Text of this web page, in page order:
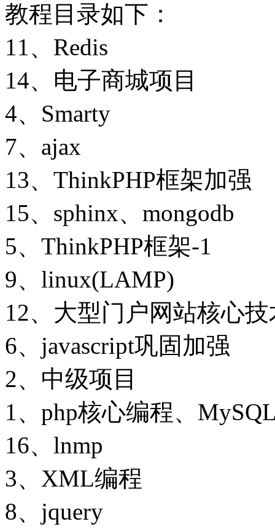
教程目录如下：
11、Redis
14、电子商城项目
4、Smarty
7、ajax
13、ThinkPHP框架加强
15、sphinx、mongodb
5、ThinkPHP框架-1
9、linux(LAMP)
12、大型门户网站核心技
6、javascript巩固加强
2、中级项目
1、php核心编程、
16、lnmp
3、XML编程
8、jquery